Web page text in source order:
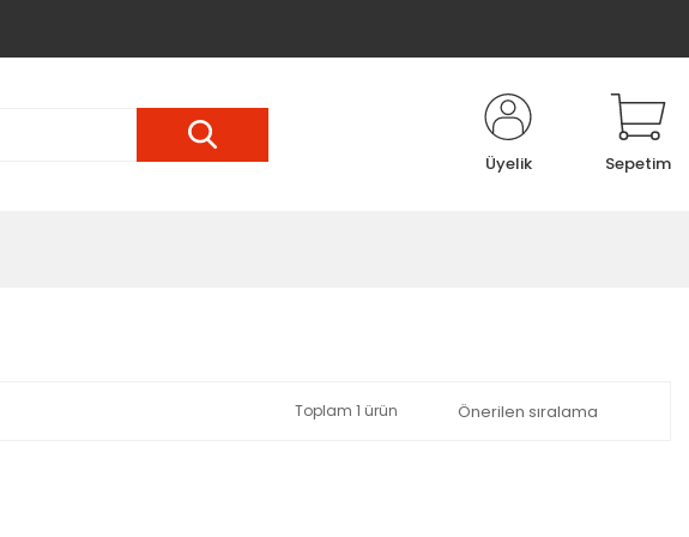
Üyelik Sepetim
Toplam 1 ürün